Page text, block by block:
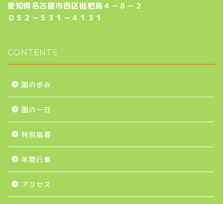
愛知県名古屋市西区枇杷島４－８－２
０５２－５３１－４１３１
CONTENTS
園の歩み
園の一日
特別指導
年間行事
アクセス